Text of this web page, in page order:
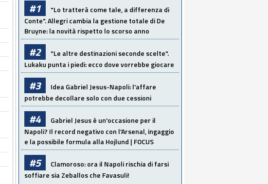
#1
"Lo tratterà come tale, a differenza di
Conte". Allegri cambia la gestione totale di De
Bruyne: la novità rispetto lo scorso anno
#2
"Le altre destinazioni seconde scelte".
Lukaku punta i piedi: ecco dove vorrebbe giocare
#3
Idea Gabriel Jesus-Napoli: l'affare
potrebbe decollare solo con due cessioni
#4
Gabriel Jesus è un'occasione per il
Napoli? Il record negativo con l'Arsenal, ingaggio
e la possibile formula alla Hojlund | FOCUS
#5
Clamoroso: ora il Napoli rischia di farsi
soffiare sia Zeballos che Favasuli!